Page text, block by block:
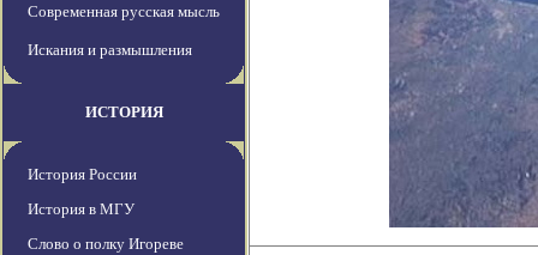
Современная русская мысль
Искания и размышления
ИСТОРИЯ
История России
История в МГУ
Слово о полку Игореве